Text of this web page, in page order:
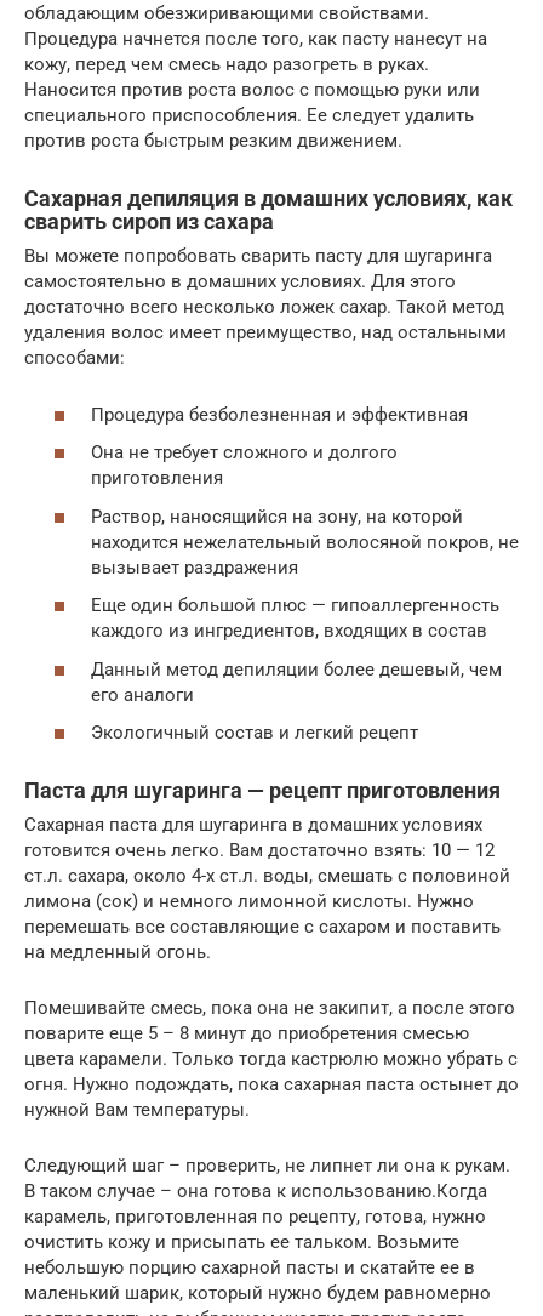
обладающим обезжиривающими свойствами.
Процедура начнется после того, как пасту нанесут на
кожу, перед чем смесь надо разогреть в руках.
Наносится против роста волос с помощью руки или
специального приспособления. Ее следует удалить
против роста быстрым резким движением.
Сахарная депиляция в домашних условиях, как
сварить сироп из сахара
Вы можете попробовать сварить пасту для шугаринга
самостоятельно в домашних условиях. Для этого
достаточно всего несколько ложек сахар. Такой метод
удаления волос имеет преимущество, над остальными
способами:
Процедура безболезненная и эффективная
Она не требует сложного и долгого
приготовления
Раствор, наносящийся на зону, на которой
находится нежелательный волосяной покров, не
вызывает раздражения
Еще один большой плюс — гипоаллергенность
каждого из ингредиентов, входящих в состав
Данный метод депиляции более дешевый, чем
его аналоги
Экологичный состав и легкий рецепт
Паста для шугаринга — рецепт приготовления
Сахарная паста для шугаринга в домашних условиях
готовится очень легко. Вам достаточно взять: 10 — 12
ст.л. сахара, около 4-х ст.л. воды, смешать с половиной
лимона (сок) и немного лимонной кислоты. Нужно
перемешать все составляющие с сахаром и поставить
на медленный огонь.
Помешивайте смесь, пока она не закипит, а после этого
поварите еще 5 – 8 минут до приобретения смесью
цвета карамели. Только тогда кастрюлю можно убрать с
огня. Нужно подождать, пока сахарная паста остынет до
нужной Вам температуры.
Следующий шаг – проверить, не липнет ли она к рукам.
В таком случае – она готова к использованию.Когда
карамель, приготовленная по рецепту, готова, нужно
очистить кожу и присыпать ее тальком. Возьмите
небольшую порцию сахарной пасты и скатайте ее в
маленький шарик, который нужно будем равномерно